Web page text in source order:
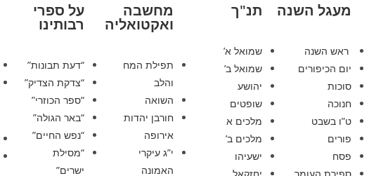
מעגל השנה
ראש השנה
יום הכיפורים
סוכות
חנוכה
ט”ו בשבט
פורים
פסח
תנ"ך
שמואל א’
שמואל ב’
יהושע
שופטים
מלכים א
מלכים ב’
ישעיהו
מחשבה
ואקטואליה
תפילת המח
והלב
השואה
חורבן יהדות
אירופה
י”ג עיקרי
האמונה
על ספרי
רבותינו
“דעת תבונות”
“צדקת הצדיק”
“ספר הכוזרי”
“באר הגולה”
“נפש החיים”
“מסילת
ישרים”